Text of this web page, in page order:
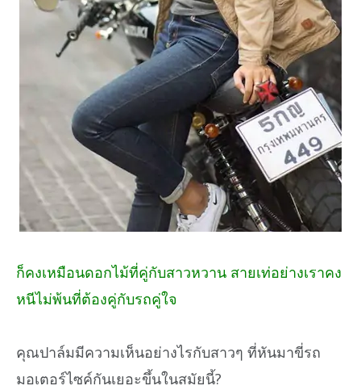
ก็คงเหมือนดอกไม้ที่คู่กับสาวหวาน สายเท่อย่างเราคง
หนีไม่พ้นที่ต้องคู่กับรถคู่ใจ
คุณปาล์มมีความเห็นอย่างไรกับสาวๆ ที่หันมาขี่รถ
มอเตอร์ไซค์กันเยอะขึ้นในสมัยนี้?